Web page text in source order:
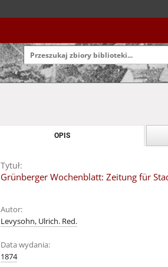
OPIS
Tytuł:
Grünberger Wochenblatt: Zeitung für
Autor:
Levysohn, Ulrich. Red.
Data wydania:
1874